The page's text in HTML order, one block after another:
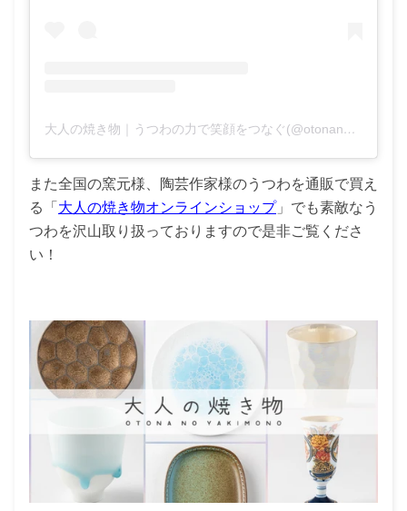
大人の焼き物｜うつわの力で笑顔をつなぐ(@otonano_yakimono)がシェアした投稿
また全国の窯元様、陶芸作家様のうつわを通販で買え
る「 大人の焼き物オンラインショップ」でも素敵なう
つわを沢山取り扱っておりますので是非ご覧くださ
い！